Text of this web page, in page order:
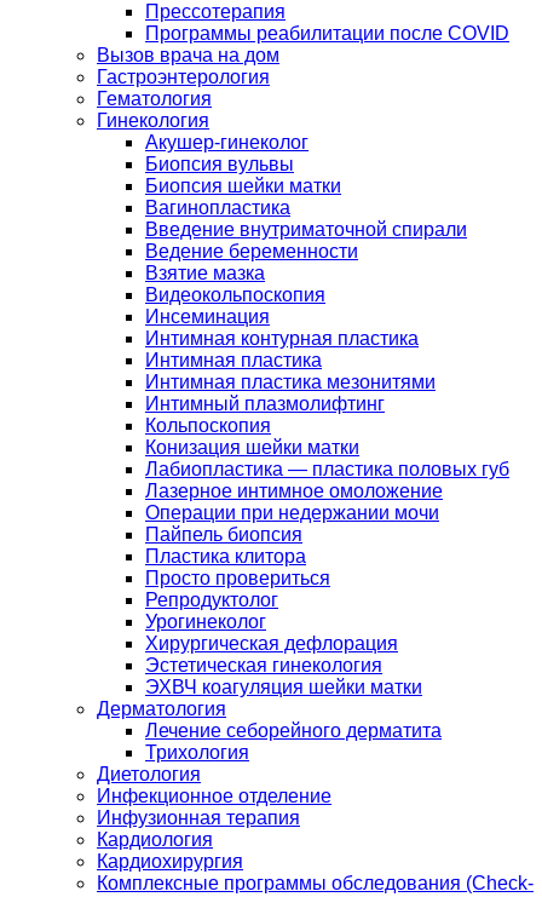
Прессотерапия
Программы реабилитации после СOVID
Вызов врача на дом
Гастроэнтерология
Гематология
Гинекология
Акушер-гинеколог
Биопсия вульвы
Биопсия шейки матки
Вагинопластика
Введение внутриматочной спирали
Ведение беременности
Взятие мазка
Видеокольпоскопия
Инсеминация
Интимная контурная пластика
Интимная пластика
Интимная пластика мезонитями
Интимный плазмолифтинг
Кольпоскопия
Конизация шейки матки
Лабиопластика — пластика половых губ
Лазерное интимное омоложение
Операции при недержании мочи
Пайпель биопсия
Пластика клитора
Просто провериться
Репродуктолог
Урогинеколог
Хирургическая дефлорация
Эстетическая гинекология
ЭХВЧ коагуляция шейки матки
Дерматология
Лечение себорейного дерматита
Трихология
Диетология
Инфекционное отделение
Инфузионная терапия
Кардиология
Кардиохирургия
Комплексные программы обследования (Check-